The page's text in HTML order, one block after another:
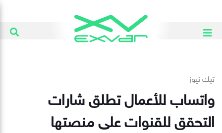
تيك نيوز
واتساب للأعمال تطلق شارات
التحقق للقنوات على منصتها